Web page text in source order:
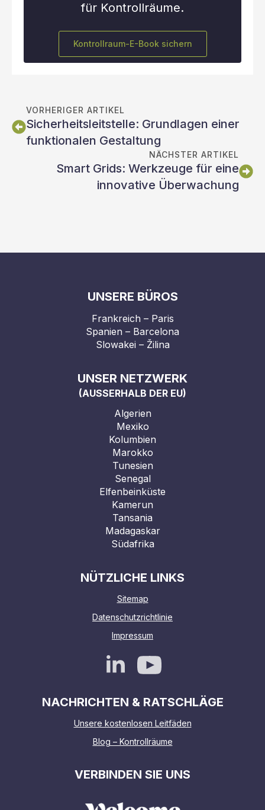
für Kontrollräume.
Kontrollraum-E-Book sichern
VORHERIGER ARTIKEL
Sicherheitsleitstelle: Grundlagen einer
funktionalen Gestaltung
NÄCHSTER ARTIKEL
Smart Grids: Werkzeuge für eine
innovative Überwachung
UNSERE BÜROS
Frankreich – Paris
Spanien – Barcelona
Slowakei – Žilina
UNSER NETZWERK
(AUSSERHALB DER EU)
Algerien
Mexiko
Kolumbien
Marokko
Tunesien
Senegal
Elfenbeinküste
Kamerun
Tansania
Madagaskar
Südafrika
NÜTZLICHE LINKS
Sitemap
Datenschutzrichtlinie
Impressum
NACHRICHTEN & RATSCHLÄGE
Unsere kostenlosen Leitfäden
Blog – Kontrollräume
VERBINDEN SIE UNS